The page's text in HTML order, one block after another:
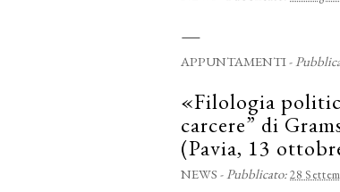
—
APPUNTAMENTI-
«Filologia
carcere” di
(Pavia, 13
NEWS -Pubblicato:28